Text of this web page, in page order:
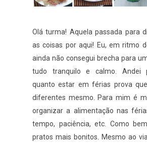
Olá turma! Aquela passada para
as coisas por aqui! Eu, em ritmo
ainda não consegui brecha para
tudo tranquilo e calmo. Andei
quanto estar em férias prova
diferentes mesmo. Para mim é
organizar a alimentação nas
tempo, paciência, etc. Como
pratos mais bonitos. Mesmo ao